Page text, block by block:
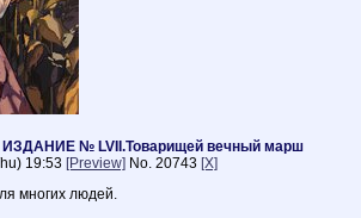
ИЗДАНИЕ № LVII.Товарищей вечный марш
19:53 [Preview] No. 20743 [X]
многих людей.